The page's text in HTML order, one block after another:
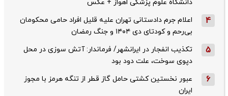
دانشگاه علوم پزشکی اهواز + عکس
4
اعلام جرم دادستانی تهران علیه قلیل افراد حامی محکومان
بی‌رحم و کودتای دی‌ ۱۴۰۴ و جنگ رمضان
5
تکذیب ‌انفجار در ایرانشهر/ فرماندار: آتش سوزی در محل
دپوی سوخت، علت دود بود
6
عبور نخستین کشتی حامل گاز قطر از تنگه هرمز با مجوز
ایران